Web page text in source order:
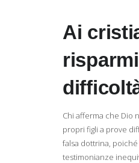
Ai
Chi afferma che Dio
propri figli a prove
falsa dottrina,
testimonianze